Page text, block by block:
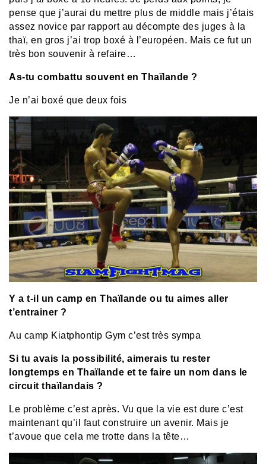
pense que j’aurai du mettre plus de middle mais j’étais
assez novice par rapport au décompte des juges à la
thaï, en gros j’ai trop boxé à l’européen. Mais ce fut un
très bon souvenir à refaire…
As-tu combattu souvent en Thaïlande ?
Je n’ai boxé que deux fois
Y a t-il un camp en Thaïlande ou tu aimes aller
t’entrainer ?
Au camp Kiatphontip Gym c’est très sympa
Si tu avais la possibilité, aimerais tu rester
longtemps en Thaïlande et te faire un nom dans le
circuit thaïlandais ?
Le problème c’est après. Vu que la vie est dure c’est
maintenant qu’il faut construire un avenir. Mais je
t’avoue que cela me trotte dans la tête…